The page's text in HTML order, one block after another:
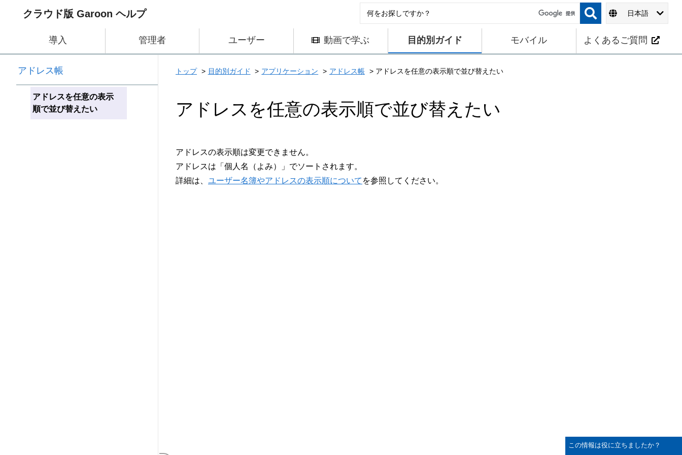
クラウド版 Garoon ヘルプ 日本語
導入 管理者 ユーザー 動画で学ぶ 目的別ガイド モバイル よくあるご質問
アドレス帳
アドレスを任意の表示
順で並び替えたい
トップ 目的別ガイド アプリケーション アドレス帳 アドレスを任意の表示順で並び替えたい
アドレスを任意の表示順で並び替えたい
アドレスの表示順は変更できません。
アドレスは「個人名（よみ）」でソートされます。
詳細は、 ユーザー名簿やアドレスの表示順について を参照してください。
この情報は役に立ちましたか？